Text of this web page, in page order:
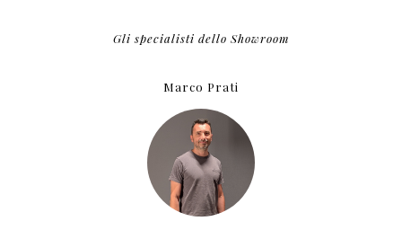
Gli specialisti dello Showroom
Marco Prati